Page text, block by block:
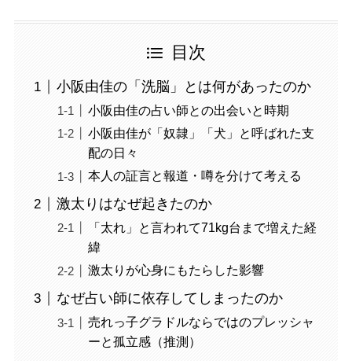
目次
小阪由佳の「洗脳」とは何があったのか
小阪由佳の占い師との出会いと時期
小阪由佳が「奴隷」「犬」と呼ばれた支
配の日々
本人の証言と報道・噂を分けて考える
激太りはなぜ起きたのか
「太れ」と言われて71kg台まで増えた経
緯
激太りが心身にもたらした影響
なぜ占い師に依存してしまったのか
売れっ子グラドルならではのプレッシャ
ーと孤立感（推測）